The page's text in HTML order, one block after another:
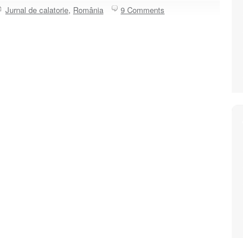
Jurnal de calatorie, România 9 Comments